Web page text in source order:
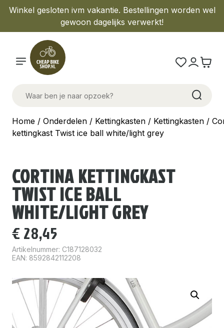
Winkel gesloten ivm vakantie. Bestellingen worden wel
gewoon dagelijks verwerkt!
Home / Onderdelen / Kettingkasten / Kettingkasten /
kettingkast Twist ice ball white/light grey
CORTINA KETTINGKAST
TWIST ICE BALL
WHITE/LIGHT GREY
€ 28,45
Artikelnummer: C187128032
EAN: 8592842112208